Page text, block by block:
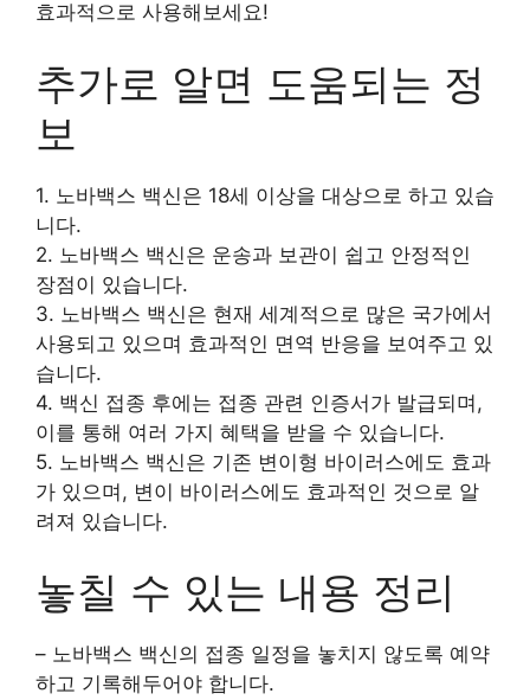
효과적으로 사용해보세요!
추가로 알면 도움되는 정
보
1. 노바백스 백신은 18세 이상을 대상으로 하고 있습
니다.
2. 노바백스 백신은 운송과 보관이 쉽고 안정적인
장점이 있습니다.
3. 노바백스 백신은 현재 세계적으로 많은 국가에서
사용되고 있으며 효과적인 면역 반응을 보여주고 있
습니다.
4. 백신 접종 후에는 접종 관련 인증서가 발급되며,
이를 통해 여러 가지 혜택을 받을 수 있습니다.
5. 노바백스 백신은 기존 변이형 바이러스에도 효과
가 있으며, 변이 바이러스에도 효과적인 것으로 알
려져 있습니다.
놓칠 수 있는 내용 정리
– 노바백스 백신의 접종 일정을 놓치지 않도록 예약
하고 기록해두어야 합니다.